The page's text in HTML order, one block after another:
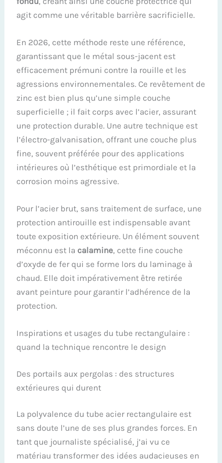
agit comme une véritable barrière sacrificielle.
En 2026, cette méthode reste une référence,
garantissant que le métal sous-jacent est
efficacement prémuni contre la rouille et les
agressions environnementales. Ce revêtement de
zinc est bien plus qu’une simple couche
superficielle ; il fait corps avec l’acier, assurant
une protection durable. Une autre technique est
l’électro-galvanisation, offrant une couche plus
fine, souvent préférée pour des applications
intérieures où l’esthétique est primordiale et la
corrosion moins agressive.
Pour l’acier brut, sans traitement de surface, une
protection antirouille est indispensable avant
toute exposition extérieure. Un élément souvent
méconnu est la calamine, cette fine couche
d’oxyde de fer qui se forme lors du laminage à
chaud. Elle doit impérativement être retirée
avant peinture pour garantir l’adhérence de la
protection.
Inspirations et usages du tube rectangulaire :
quand la technique rencontre le design
Des portails aux pergolas : des structures
extérieures qui durent
La polyvalence du tube acier rectangulaire est
sans doute l’une de ses plus grandes forces. En
tant que journaliste spécialisé, j’ai vu ce
matériau transformer des idées audacieuses en